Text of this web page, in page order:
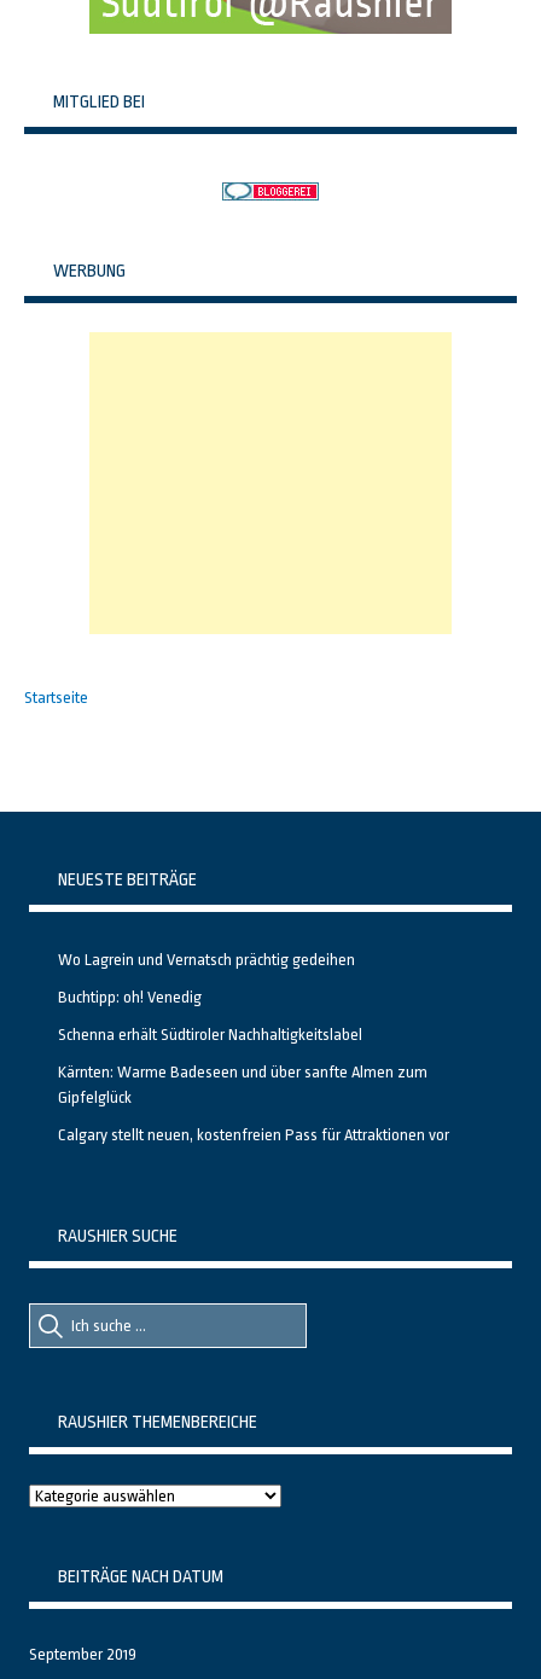
MITGLIED BEI
WERBUNG
Startseite
NEUESTE BEITRÄGE
Wo Lagrein und Vernatsch prächtig gedeihen
Buchtipp: oh! Venedig
Schenna erhält Südtiroler Nachhaltigkeitslabel
Kärnten: Warme Badeseen und über sanfte Almen zum
Gipfelglück
Calgary stellt neuen, kostenfreien Pass für Attraktionen vor
RAUSHIER SUCHE
Suche
nach::
Suche
nach:
RAUSHIER THEMENBEREICHE
Raushier
BEITRÄGE NACH DATUM
September 2019